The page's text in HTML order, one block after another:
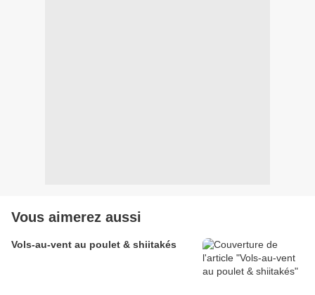
Vous aimerez aussi
Vols-au-vent au poulet & shiitakés